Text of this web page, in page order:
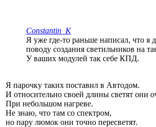
Constantin_K
Я уже где-то раньше написал, что я
поводу создания светильников на
У ваших модулей так себе КПД.
Я парочку таких поставил в Автодом.
И относительно своей длины светят они
При небольшом нагреве.
Не знаю, что там со спектром,
но пару люмок они точно пересветят.